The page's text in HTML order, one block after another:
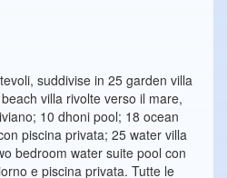
suddivise in 25 garden villa
villa rivolte verso il mare,
10 dhoni pool; 18 ocean
piscina privata; 25 water villa
bedroom water suite pool con
e piscina privata. Tutte le